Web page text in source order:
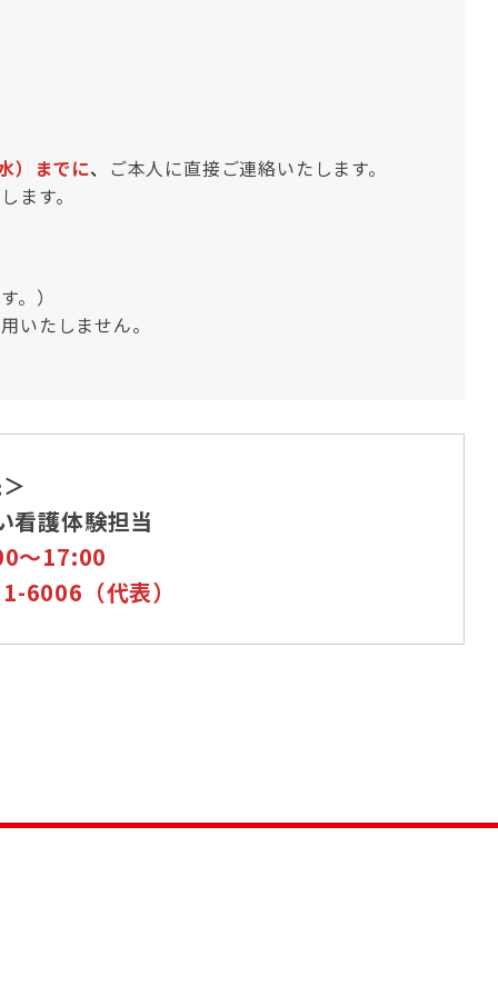
）までに、 ご本人に直接ご連絡いたします。
す。
）
たしません。
護体験担当
～17:00
（代表）